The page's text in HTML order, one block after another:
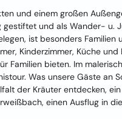
und einem großen
und als Wander- u.
ist besonders Familien
Kinderzimmer, Küche und
Familien bieten. Im
Was unsere Gäste an
der Kräuter entdecken,
einen Ausflug in